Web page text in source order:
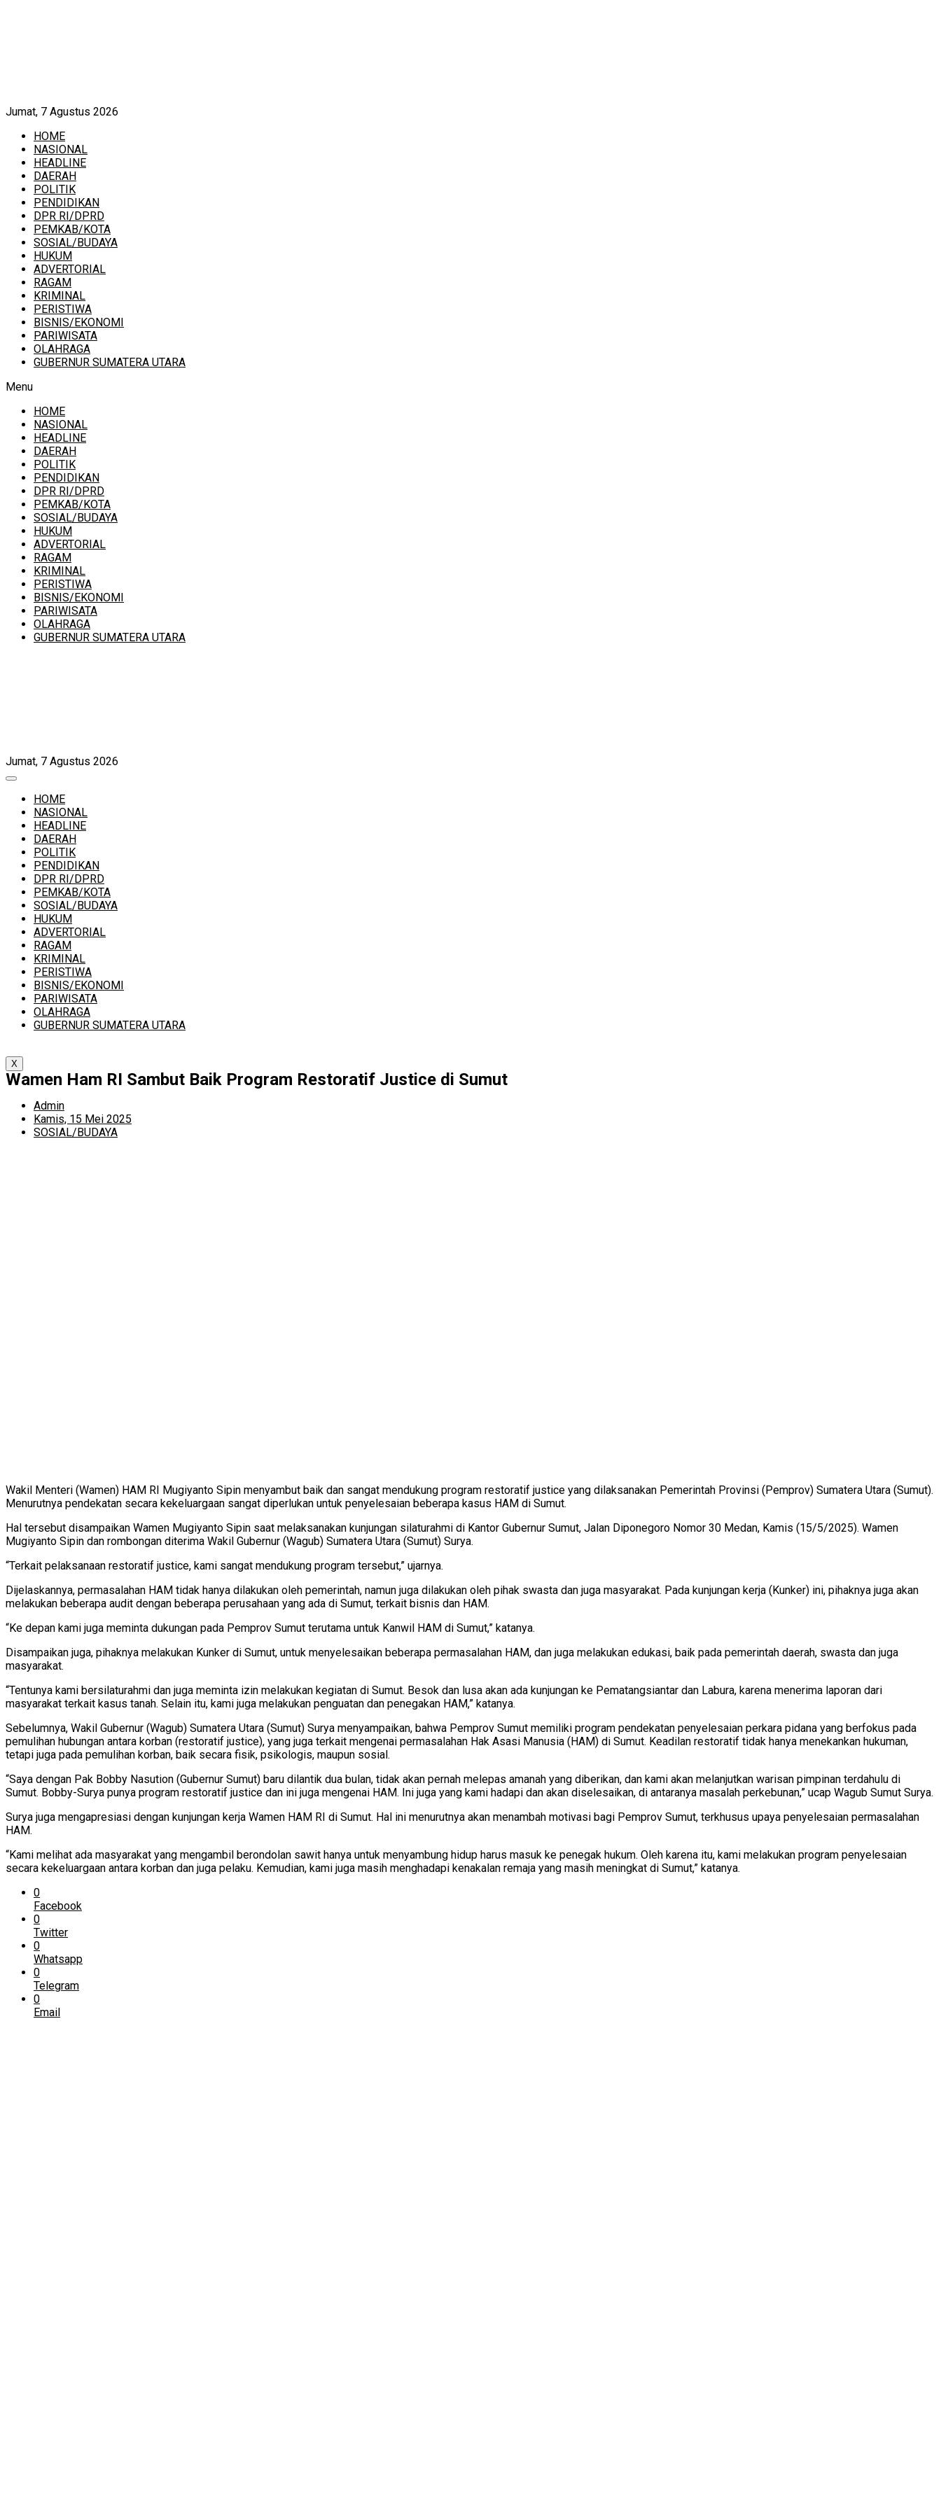
Jumat, 7 Agustus 2026
HOME
NASIONAL
HEADLINE
DAERAH
POLITIK
PENDIDIKAN
DPR RI/DPRD
PEMKAB/KOTA
SOSIAL/BUDAYA
HUKUM
ADVERTORIAL
RAGAM
KRIMINAL
PERISTIWA
BISNIS/EKONOMI
PARIWISATA
OLAHRAGA
GUBERNUR SUMATERA UTARA
Menu
HOME
NASIONAL
HEADLINE
DAERAH
POLITIK
PENDIDIKAN
DPR RI/DPRD
PEMKAB/KOTA
SOSIAL/BUDAYA
HUKUM
ADVERTORIAL
RAGAM
KRIMINAL
PERISTIWA
BISNIS/EKONOMI
PARIWISATA
OLAHRAGA
GUBERNUR SUMATERA UTARA
Jumat, 7 Agustus 2026
HOME
NASIONAL
HEADLINE
DAERAH
POLITIK
PENDIDIKAN
DPR RI/DPRD
PEMKAB/KOTA
SOSIAL/BUDAYA
HUKUM
ADVERTORIAL
RAGAM
KRIMINAL
PERISTIWA
BISNIS/EKONOMI
PARIWISATA
OLAHRAGA
GUBERNUR SUMATERA UTARA
X
Wamen Ham RI Sambut Baik Program Restoratif Justice di Sumut
Admin
Kamis, 15 Mei 2025
SOSIAL/BUDAYA
Wakil Menteri (Wamen) HAM RI Mugiyanto Sipin menyambut baik dan sangat mendukung program restoratif justice yang dilaksanakan Pemerintah Provinsi (Pemprov) Sumatera Utara (Sumut).
Menurutnya pendekatan secara kekeluargaan sangat diperlukan untuk penyelesaian beberapa kasus HAM di Sumut.
Hal tersebut disampaikan Wamen Mugiyanto Sipin saat melaksanakan kunjungan silaturahmi di Kantor Gubernur Sumut, Jalan Diponegoro Nomor 30 Medan, Kamis (15/5/2025). Wamen
Mugiyanto Sipin dan rombongan diterima Wakil Gubernur (Wagub) Sumatera Utara (Sumut) Surya.
“Terkait pelaksanaan restoratif justice, kami sangat mendukung program tersebut,” ujarnya.
Dijelaskannya, permasalahan HAM tidak hanya dilakukan oleh pemerintah, namun juga dilakukan oleh pihak swasta dan juga masyarakat. Pada kunjungan kerja (Kunker) ini, pihaknya juga akan
melakukan beberapa audit dengan beberapa perusahaan yang ada di Sumut, terkait bisnis dan HAM.
“Ke depan kami juga meminta dukungan pada Pemprov Sumut terutama untuk Kanwil HAM di Sumut,” katanya.
Disampaikan juga, pihaknya melakukan Kunker di Sumut, untuk menyelesaikan beberapa permasalahan HAM, dan juga melakukan edukasi, baik pada pemerintah daerah, swasta dan juga
masyarakat.
“Tentunya kami bersilaturahmi dan juga meminta izin melakukan kegiatan di Sumut. Besok dan lusa akan ada kunjungan ke Pematangsiantar dan Labura, karena menerima laporan dari
masyarakat terkait kasus tanah. Selain itu, kami juga melakukan penguatan dan penegakan HAM,” katanya.
Sebelumnya, Wakil Gubernur (Wagub) Sumatera Utara (Sumut) Surya menyampaikan, bahwa Pemprov Sumut memiliki program pendekatan penyelesaian perkara pidana yang berfokus pada
pemulihan hubungan antara korban (restoratif justice), yang juga terkait mengenai permasalahan Hak Asasi Manusia (HAM) di Sumut. Keadilan restoratif tidak hanya menekankan hukuman,
tetapi juga pada pemulihan korban, baik secara fisik, psikologis, maupun sosial.
“Saya dengan Pak Bobby Nasution (Gubernur Sumut) baru dilantik dua bulan, tidak akan pernah melepas amanah yang diberikan, dan kami akan melanjutkan warisan pimpinan terdahulu di
Sumut. Bobby-Surya punya program restoratif justice dan ini juga mengenai HAM. Ini juga yang kami hadapi dan akan diselesaikan, di antaranya masalah perkebunan,” ucap Wagub Sumut Surya.
Surya juga mengapresiasi dengan kunjungan kerja Wamen HAM RI di Sumut. Hal ini menurutnya akan menambah motivasi bagi Pemprov Sumut, terkhusus upaya penyelesaian permasalahan
HAM.
“Kami melihat ada masyarakat yang mengambil berondolan sawit hanya untuk menyambung hidup harus masuk ke penegak hukum. Oleh karena itu, kami melakukan program penyelesaian
secara kekeluargaan antara korban dan juga pelaku. Kemudian, kami juga masih menghadapi kenakalan remaja yang masih meningkat di Sumut,” katanya.
0
Facebook
0
Twitter
0
Whatsapp
0
Telegram
0
Email